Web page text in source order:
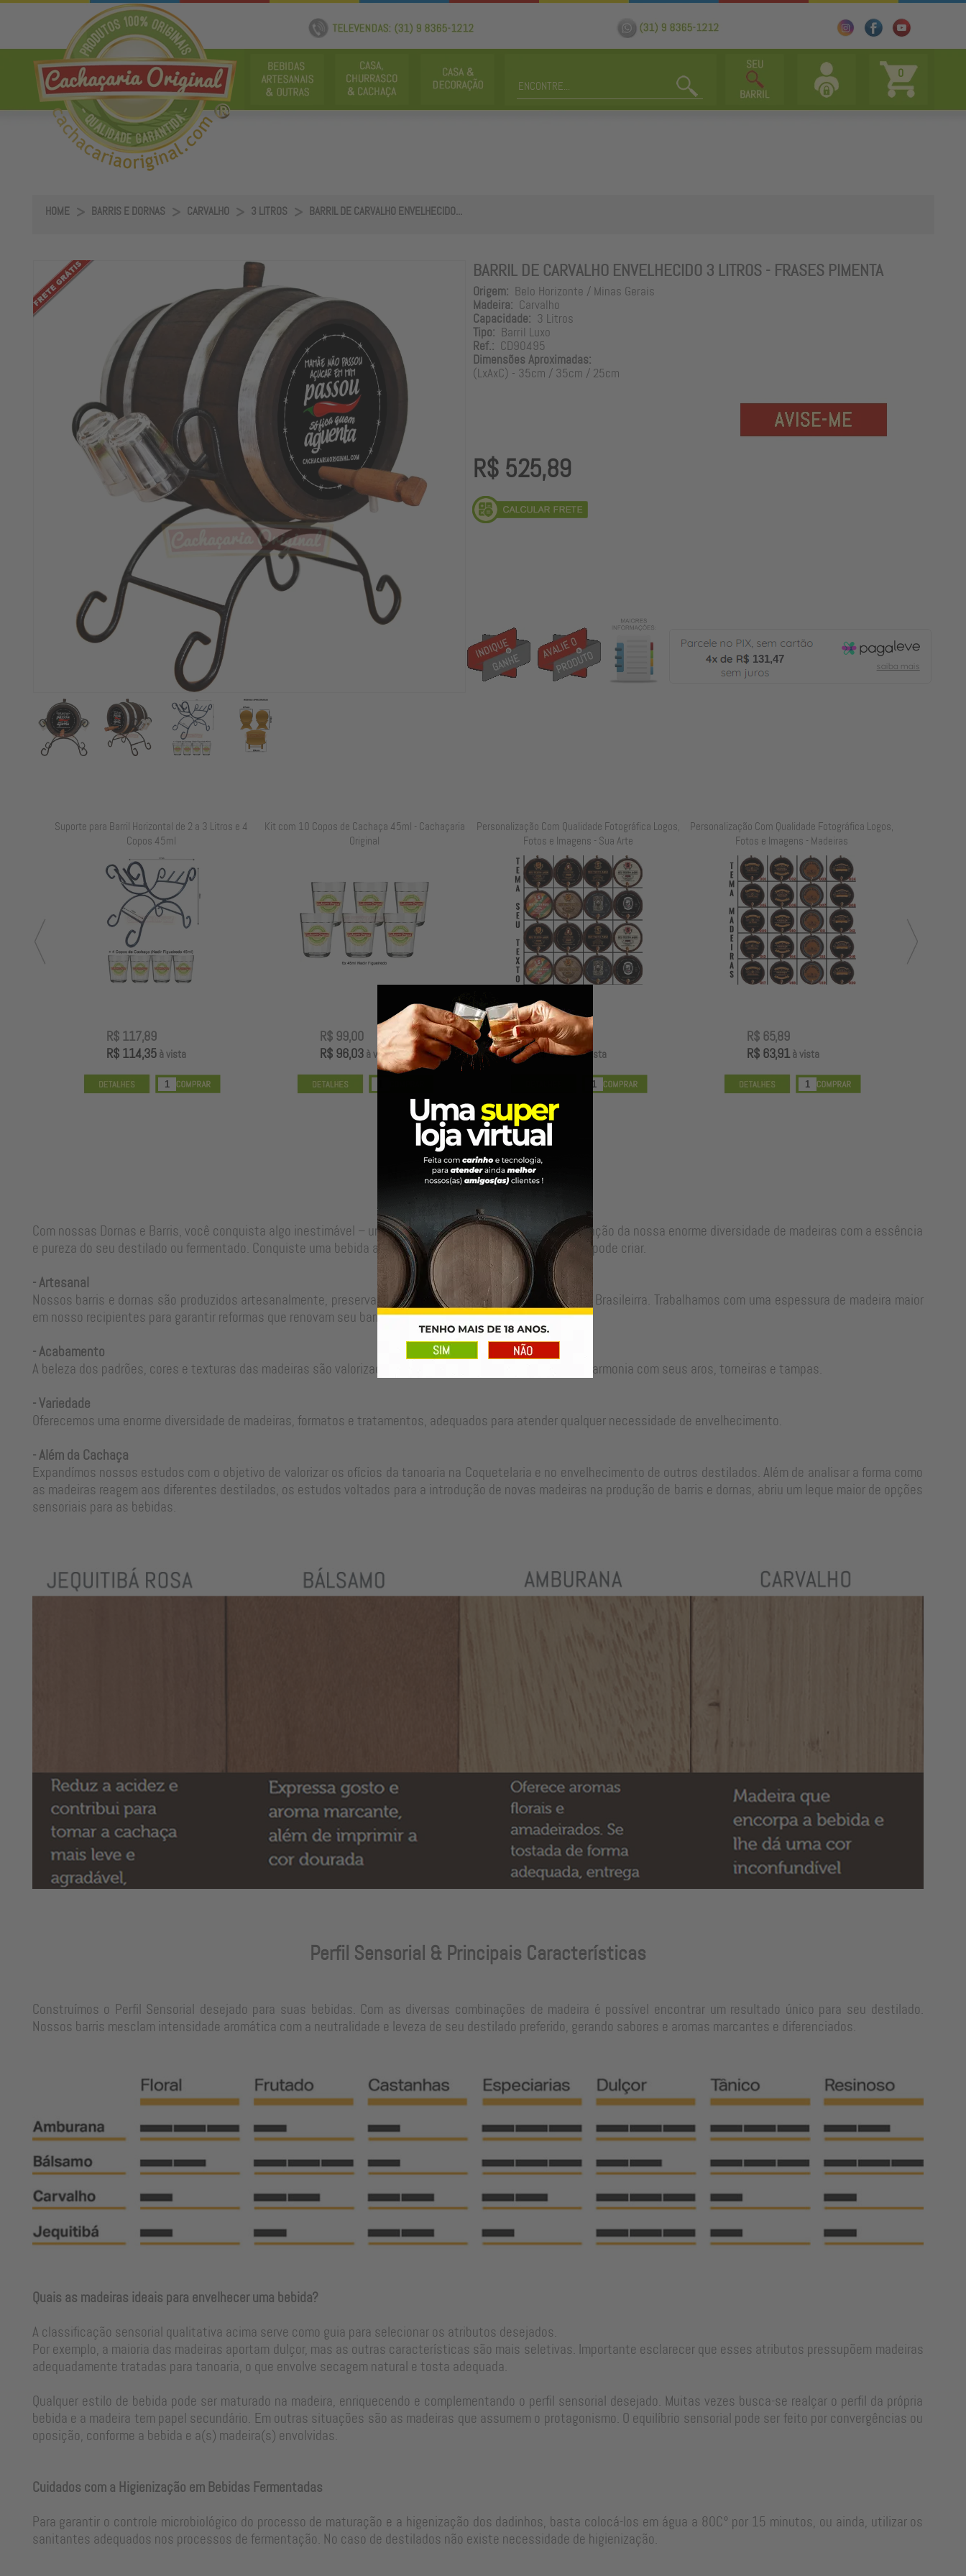
0
HOME BARRIS E DORNAS CARVALHO 3 LITROS BARRIL DE CARVALHO ENVELHECIDO...
BARRIL DE CARVALHO ENVELHECIDO 3 LITROS - FRASES PIMENTA
Origem: Belo Horizonte / Minas Gerais
Madeira: Carvalho
Capacidade: 3 Litros
Tipo: Barril Luxo
Ref.: CD90495
Dimensões Aproximadas:
(LxAxC) - 35cm / 35cm / 25cm
R$ 525,89
131,47
Suporte para Barril Horizontal de 2 a 3 Litros e 4
Copos 45ml
R$ 117,89
R$ 114,35à vista
Kit com 10 Copos de Cachaça 45ml - Cachaçaria
Original
R$ 99,00
R$ 96,03à vista
Personalização Com Qualidade Fotográfica Logos,
Fotos e Imagens - Sua Arte
R$ 100,00
R$ 97,00à vista
Personalização Com Qualidade Fotográfica Logos,
Fotos e Imagens - Madeiras
R$ 65,89
R$ 63,91à vista
Nossos Barris & Dornas
Com nossas Dornas e Barris, você conquista algo inestimável – uma alma para sua bebida, resultado da junção da nossa enorme diversidade de madeiras com a essência
e pureza do seu destilado ou fermentado. Conquiste uma bebida autêntica, valor que só o envelhecimento pode criar.
- Artesanal
Nossos barris e dornas são produzidos artesanalmente, preservando as técnicas tradicionais da Tanoaria Brasileirra. Trabalhamos com uma espessura de madeira maior
em nosso recipientes para garantir reformas que renovam seu barril para um longo período de uso.
- Acabamento
A beleza dos padrões, cores e texturas das madeiras são valorizadas no ajuste perfeito de cada peça em harmonia com seus aros, torneiras e tampas.
- Variedade
Oferecemos uma enorme diversidade de madeiras, formatos e tratamentos, adequados para atender qualquer necessidade de envelhecimento.
- Além da Cachaça
Expandímos nossos estudos com o objetivo de valorizar os ofícios da tanoaria na Coquetelaria e no envelhecimento de outros destilados. Além de analisar a forma como
as madeiras reagem aos diferentes destilados, os estudos voltados para a introdução de novas madeiras na produção de barris e dornas, abriu um leque maior de opções
sensoriais para as bebidas.
Perfil Sensorial & Principais Características
Construímos o Perfil Sensorial desejado para suas bebidas. Com as diversas combinações de madeira é possível encontrar um resultado único para seu destilado.
Nossos barris mesclam intensidade aromática com a neutralidade e leveza de seu destilado preferido, gerando sabores e aromas marcantes e diferenciados.
Quais as madeiras ideais para envelhecer uma bebida?
A classificação sensorial qualitativa acima serve como guia para selecionar os atributos desejados.
Por exemplo, a maioria das madeiras aportam dulçor, mas as outras características são mais seletivas. Importante esclarecer que esses atributos pressupõem madeiras
adequadamente tratadas para tanoaria, o que envolve secagem natural e tosta adequada.
Qualquer estilo de bebida pode ser maturado na madeira, enriquecendo e complementando o perfil sensorial desejado. Muitas vezes busca-se realçar o perfil da própria
bebida e a madeira tem papel secundário. Em outras situações são as madeiras que assumem o protagonismo. O equilíbrio sensorial pode ser feito por convergências ou
oposição, conforme a bebida e a(s) madeira(s) envolvidas.
Cuidados com a Higienização em Bebidas Fermentadas
Para garantir o controle microbiológico do processo de maturação e a higenização dos dadinhos, basta colocá-los em água a 80C° por 15 minutos, ou ainda, utilizar os
sanitantes adequados nos processos de fermentação. No caso de destilados não existe necessidade de higienização.